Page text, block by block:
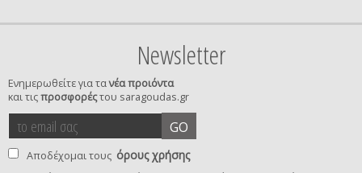
Newsletter
Ενημερωθείτε για τανέα προιόντα
και τιςπροσφορέςτου saragoudas.gr
το
email
σας
GO
Αποδέχομαι τους όρους χρήσης